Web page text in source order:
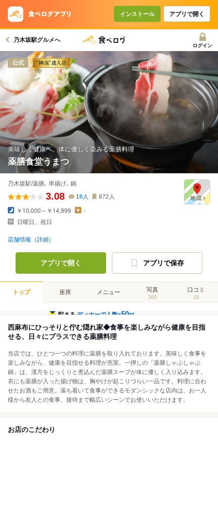
インストール アプリで開く
乃木坂駅グルメへ
ログイン
公式
美味しく健康へ。体に優しく染みる薬膳料理
薬膳食堂うまつ
乃木坂駅/薬膳､ 串揚げ､ 鍋
3.08 18人 872 人
￥10,000～￥14,999
-
日曜日、祝日
店舗情報（詳細）
アプリで開く アプリで保存
トップ 座席 メニュー 写真
300
口コミ
18
貯まるディナーで人数×50pt
西麻布にひっそりと佇む隠れ家◆食事を楽しみながら健康を目指
せる、日々にプラスできる薬膳料理
当店では、ひとつ一つの料理に薬膳を取り入れております。美味しく食事を
楽しみながら、健康を目指せる料理が充実。一押しの「薬膳しゃぶしゃぶ
鍋」は、漢方をじっくりと煮込んだ薬膳スープが体に優しく入り込みます。
衣にも薬膳が入った揚げ物は、胸やけが起こりづらい一品です。料理に合わ
せたお酒もご用意。落ち着いて食事ができるモダンシックな店内は、お一人
様から友人との食事、接待まで幅広いシーンでお使いいただけます。
お店のこだわり